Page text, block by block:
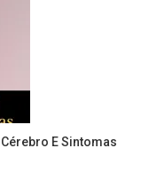
E Sintomas